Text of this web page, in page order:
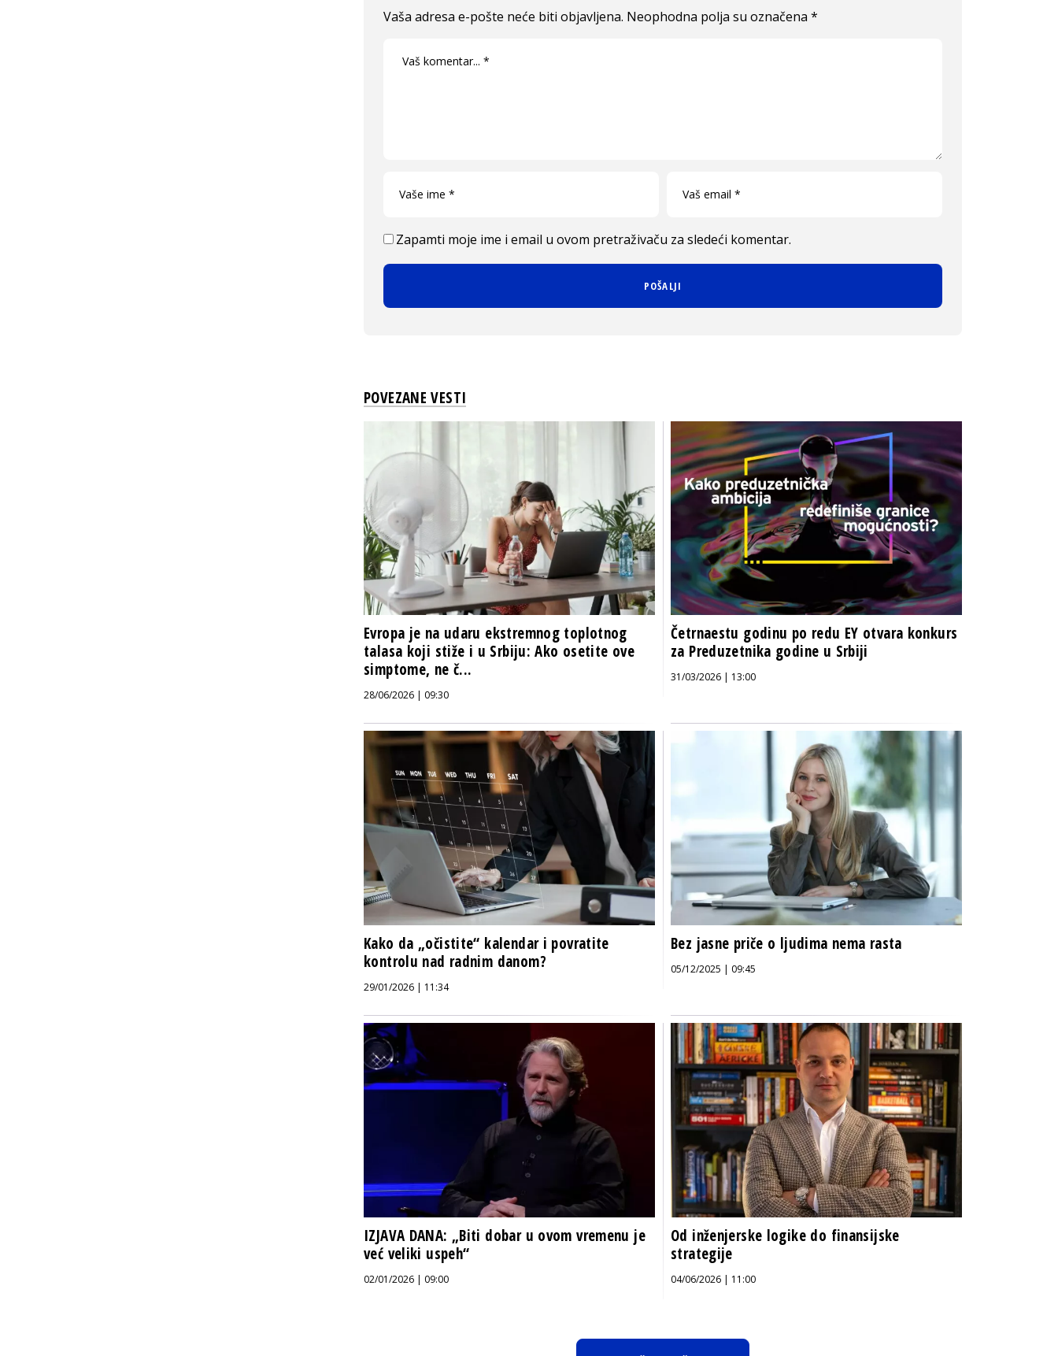
Vaša adresa e-pošte neće biti objavljena. Neophodna polja su označena *
Zapamti moje ime i email u ovom pretraživaču za sledeći komentar.
POVEZANE VESTI
Evropa je na udaru ekstremnog toplotnog
talasa koji stiže i u Srbiju: Ako osetite ove
simptome, ne č...
28/06/2026 | 09:30
Četrnaestu godinu po redu EY otvara konkurs
za Preduzetnika godine u Srbiji
31/03/2026 | 13:00
Kako da „očistite“ kalendar i povratite
kontrolu nad radnim danom?
29/01/2026 | 11:34
Bez jasne priče o ljudima nema rasta
05/12/2025 | 09:45
IZJAVA DANA: „Biti dobar u ovom vremenu je
već veliki uspeh“
02/01/2026 | 09:00
Od inženjerske logike do finansijske
strategije
04/06/2026 | 11:00